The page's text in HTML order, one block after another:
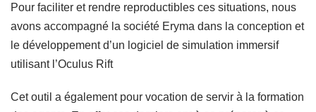
Pour faciliter et rendre reproductibles ces situations, nous
avons accompagné la société Eryma dans la conception et
le développement d’un logiciel de simulation immersif
utilisant l’Oculus Rift
Cet outil a également pour vocation de servir à la formation